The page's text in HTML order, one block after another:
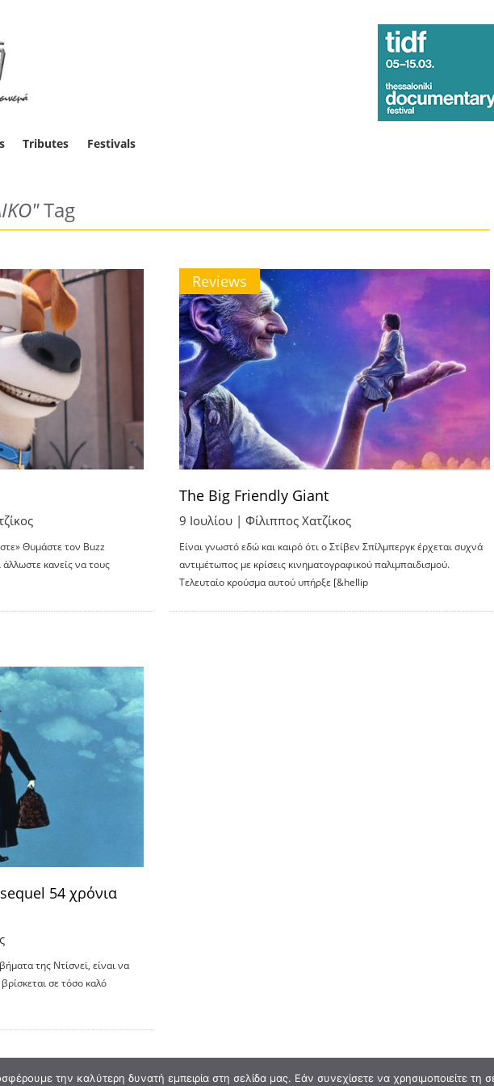
Tributes Festivals
Tag
Θυμάστε τον Buzz
κανείς να τους
Reviews
The Big Friendly Giant
9 Ιουλίου | Φίλιππος Χατζίκος
Είναι γνωστό εδώ και καιρό ότι ο Στίβεν Σπίλμπεργκ έρχεται συχνά
αντιμέτωπος με κρίσεις κινηματογραφικού παλιμπαιδισμού.
Τελευταίο κρούσμα αυτού υπήρξε [&hellip
54 χρόνια
της Ντίσνεϊ, είναι να
σε τόσο καλό
την καλύτερη δυνατή εμπειρία στη σελίδα μας. Εάν συνεχίσετε να χρησιμοποιείτε τη